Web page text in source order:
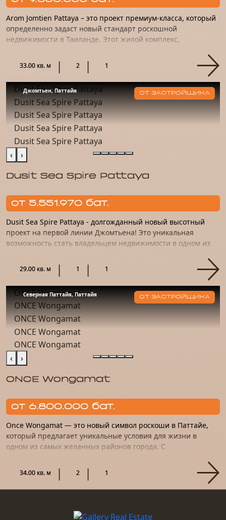
Arom Jomtien Pattaya – это проект премиум-класса, который
определенно задаст новый стандарт роскошной
недвижимости в Таиланде. Этот жилой комплекс,
Ltd., является прод...
33.00 кв. м 2 1
Джомтьен, Паттайя ОТ ЗАСТРОЙЩИКА
‹ ›
Dusit Sea Spire Pattaya
от 5.551.970 бат.
Dusit Sea Spire Pattaya - долгожданный новый высотный
проект на первой линии Джомтьена! Это уникальная
возможность стать владельцем недвижимости в одном из
проект – на...
29.00 кв. м 1 1
Северная Паттайя, Паттайя ОТ ЗАСТРОЙЩИКА
‹ ›
ONCE Wongamat
от 6.800.000 бат.
Once Wongamat — это новый символ роскоши в Паттайе,
который предлагает уникальные условия для жизни в
одном из самых желанных районов города. С
этот проект станет не т...
34.00 кв. м 2 1